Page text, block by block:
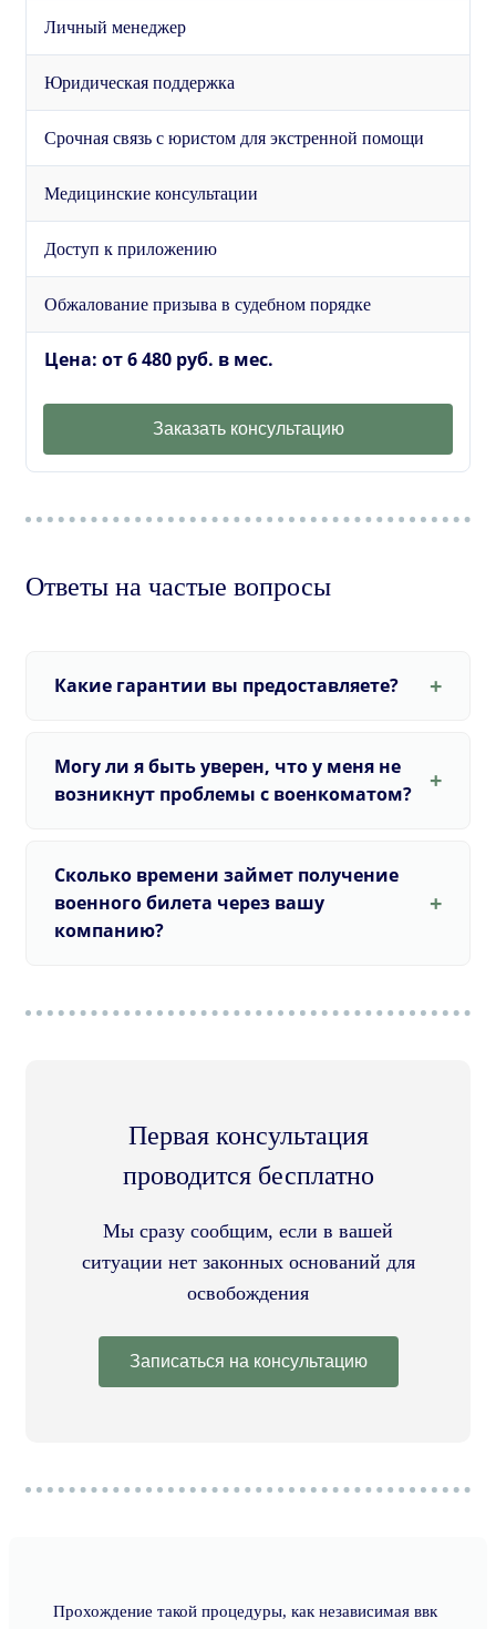
Личный менеджер
Юридическая поддержка
Срочная связь с юристом для экстренной помощи
Медицинские консультации
Доступ к приложению
Обжалование призыва в судебном порядке
Цена: от 6 480 руб. в мес.
Заказать консультацию
Ответы на частые вопросы
Какие гарантии вы предоставляете?
Могу ли я быть уверен, что у меня не
возникнут проблемы с военкоматом?
Сколько времени займет получение
военного билета через вашу
компанию?
Первая консультация
проводится бесплатно
Мы сразу сообщим, если в вашей
ситуации нет законных оснований для
освобождения
Записаться на консультацию
Прохождение такой процедуры, как независимая ввк